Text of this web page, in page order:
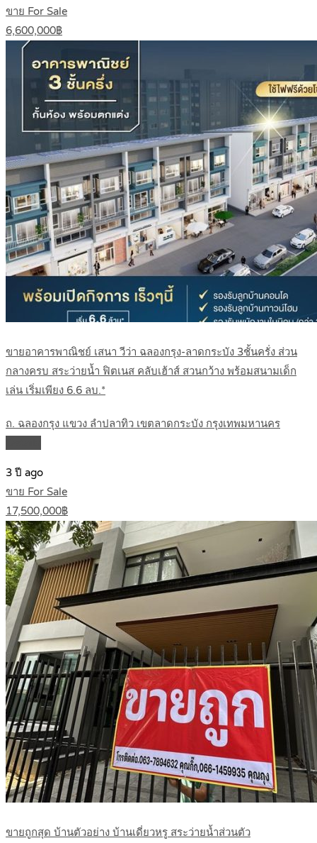
ขาย For Sale
6,600,000฿
ขายอาคารพาณิชย์ เสนา วีว่า ฉลองกรุง-ลาดกระบัง 3ชั้นครั่ง ส่วน
กลางครบ สระว่ายน้ำ ฟิตเนส คลับเฮ้าส์ สวนกว้าง พร้อมสนามเด็ก
เล่น เริ่มเพียง 6.6 ลบ.*
ถ. ฉลองกรุง แขวง ลำปลาทิว เขตลาดกระบัง กรุงเทพมหานคร
3 ปี ago
ขาย For Sale
17,500,000฿
ขายถูกสุด บ้านตัวอย่าง บ้านเดี่ยวหรู สระว่ายน้ำส่วนตัว